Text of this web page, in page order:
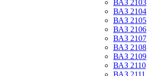
ВАЗ 2103
ВАЗ 2104
ВАЗ 2105
ВАЗ 2106
ВАЗ 2107
ВАЗ 2108
ВАЗ 2109
ВАЗ 2110
ВАЗ 2111